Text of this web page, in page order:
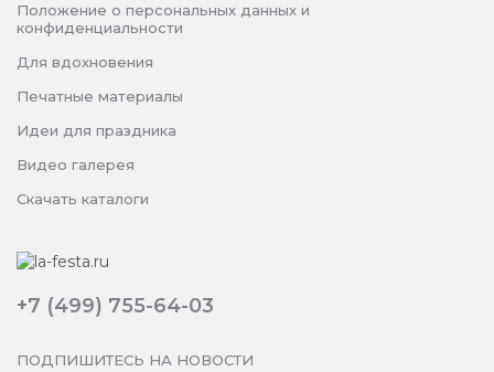
+7 (499) 755-64-03
ПОДПИШИТЕСЬ НА НОВОСТИ
Положение о персональных данных и
конфиденциальности
Для вдохновения
Печатные материалы
Идеи для праздника
Видео галерея
Скачать каталоги